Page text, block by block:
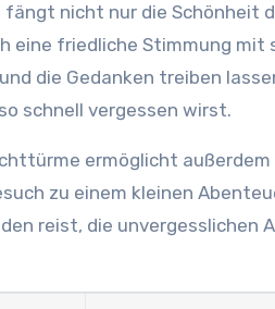
fängt nicht nur die Schönheit
eine friedliche Stimmung mit
die Gedanken treiben
schnell vergessen wirst.
ermöglicht
zu einem kleinen
reist, die unvergesslichen